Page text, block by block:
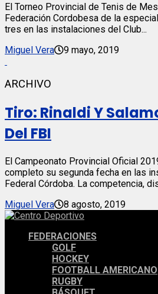
El Torneo Provincial de Tenis de
Federación Cordobesa de la
tres en las instalaciones del Club...
Miguel Vera
9 mayo, 2019
ARCHIVO
Tiro: Rinaldi Y
Del FBI
El Campeonato Provincial Oficial
completo su segunda fecha en las
Federal Córdoba. La competencia,
Miguel Vera
8 agosto, 2019
FEDERACIONES
GOLF
HOCKEY
FOOTBALL AMERICANO
RUGBY